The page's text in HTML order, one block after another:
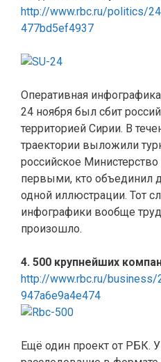
http://www.rbc.ru/politics/
477bd5ef4937
Оперативная
24 ноября был сбит
территорией Сирии. В
траектории выложили
российское
первыми, кто объединил
одной иллюстрации. Тот
инфографики вообще
произошло.
4. 500 крупнейших
http://www.rbc.ru/
947a6e9a4e474
Ещё один проект от РБК.